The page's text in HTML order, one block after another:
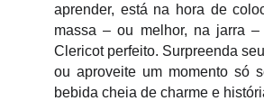
aprender, está na hora de
massa – ou melhor, na jarra
Clericot perfeito. Surpreenda
ou aproveite um momento só
bebida cheia de charme e